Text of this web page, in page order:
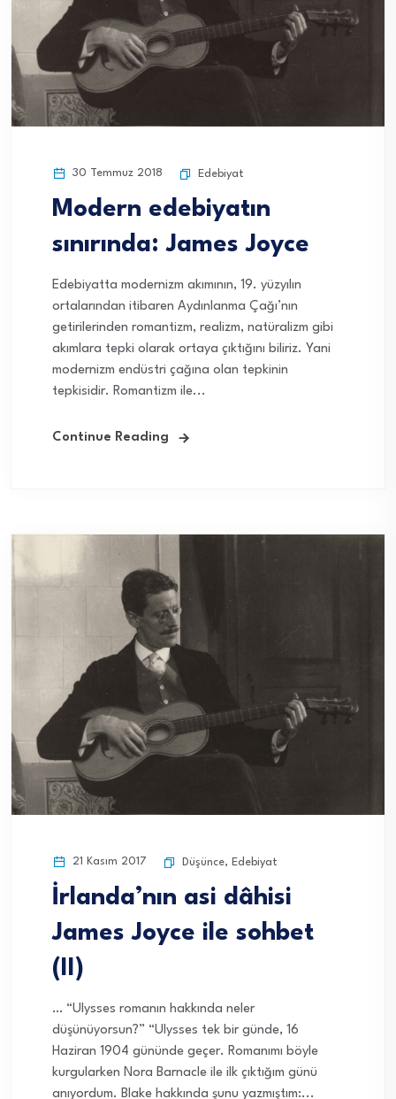
30 Temmuz 2018 Edebiyat
Modern edebiyatın
sınırında: James Joyce
Edebiyatta modernizm akımının, 19. yüzyılın
ortalarından itibaren Aydınlanma Çağı’nın
getirilerinden romantizm, realizm, natüralizm gibi
akımlara tepki olarak ortaya çıktığını biliriz. Yani
modernizm endüstri çağına olan tepkinin
tepkisidir. Romantizm ile...
Continue Reading
21 Kasım 2017 Düşünce, Edebiyat
İrlanda’nın asi dâhisi
James Joyce ile sohbet
(II)
… “Ulysses romanın hakkında neler
düşünüyorsun?” “Ulysses tek bir günde, 16
Haziran 1904 gününde geçer. Romanımı böyle
kurgularken Nora Barnacle ile ilk çıktığım günü
anıyordum. Blake hakkında şunu yazmıştım:...